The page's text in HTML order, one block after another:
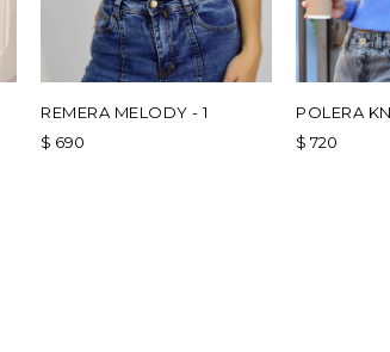
REMERA MELODY - 1
$ 690
POLERA
$ 720